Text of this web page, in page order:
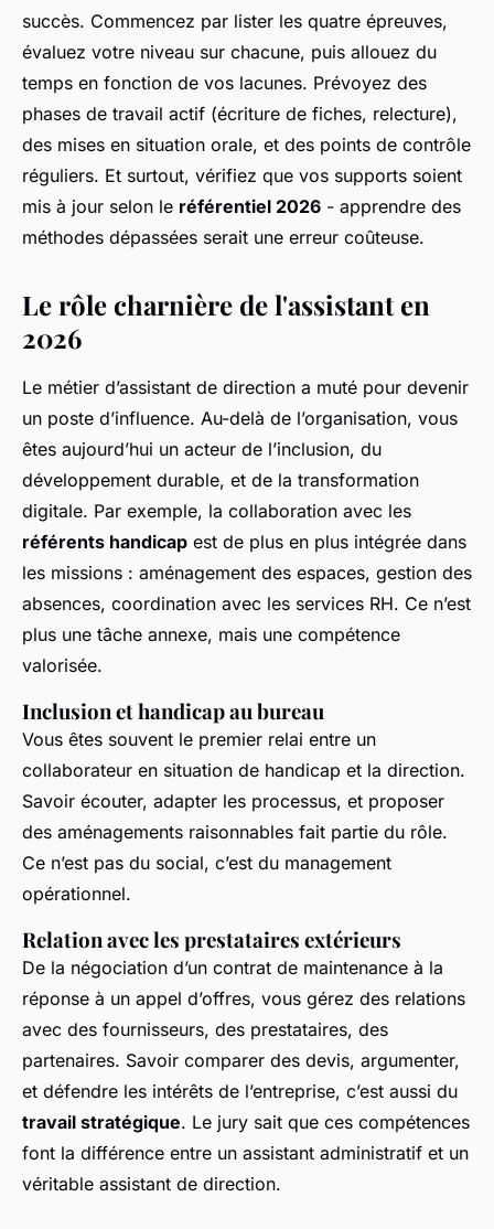
succès. Commencez par lister les quatre épreuves,
évaluez votre niveau sur chacune, puis allouez du
temps en fonction de vos lacunes. Prévoyez des
phases de travail actif (écriture de fiches, relecture),
des mises en situation orale, et des points de contrôle
réguliers. Et surtout, vérifiez que vos supports soient
mis à jour selon le référentiel 2026 - apprendre des
méthodes dépassées serait une erreur coûteuse.
Le rôle charnière de l'assistant en
2026
Le métier d’assistant de direction a muté pour devenir
un poste d’influence. Au-delà de l’organisation, vous
êtes aujourd’hui un acteur de l’inclusion, du
développement durable, et de la transformation
digitale. Par exemple, la collaboration avec les
référents handicap est de plus en plus intégrée dans
les missions : aménagement des espaces, gestion des
absences, coordination avec les services RH. Ce n’est
plus une tâche annexe, mais une compétence
valorisée.
Inclusion et handicap au bureau
Vous êtes souvent le premier relai entre un
collaborateur en situation de handicap et la direction.
Savoir écouter, adapter les processus, et proposer
des aménagements raisonnables fait partie du rôle.
Ce n’est pas du social, c’est du management
opérationnel.
Relation avec les prestataires extérieurs
De la négociation d’un contrat de maintenance à la
réponse à un appel d’offres, vous gérez des relations
avec des fournisseurs, des prestataires, des
partenaires. Savoir comparer des devis, argumenter,
et défendre les intérêts de l’entreprise, c’est aussi du
travail stratégique. Le jury sait que ces compétences
font la différence entre un assistant administratif et un
véritable assistant de direction.